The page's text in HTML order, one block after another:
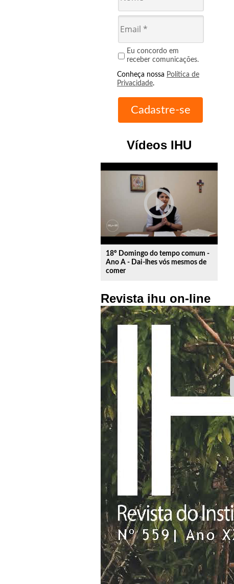
Eu concordo em
receber comunicações.
Conheça nossa Política de
Privacidade.
Vídeos IHU
play_circle_outline
18º Domingo do tempo comum -
Ano A - Dai-lhes vós mesmos de
comer
Revista ihu on-line